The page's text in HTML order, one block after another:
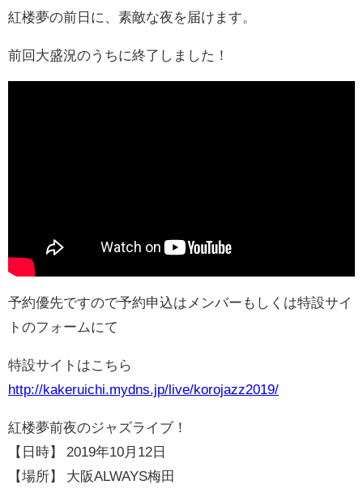
紅楼夢の前日に、素敵な夜を届けます。
前回大盛況のうちに終了しました！
予約優先ですので予約申込はメンバーもしくは特設サイ
トのフォームにて
特設サイトはこちら
http://kakeruichi.mydns.jp/live/korojazz2019/
紅楼夢前夜のジャズライブ！
【日時】 2019年10月12日
【場所】 大阪ALWAYS梅田